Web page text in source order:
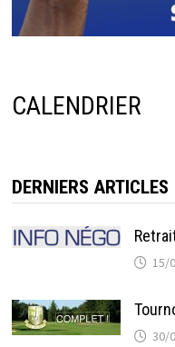
CALENDRIER
DERNIERS ARTICLES
15/
30/